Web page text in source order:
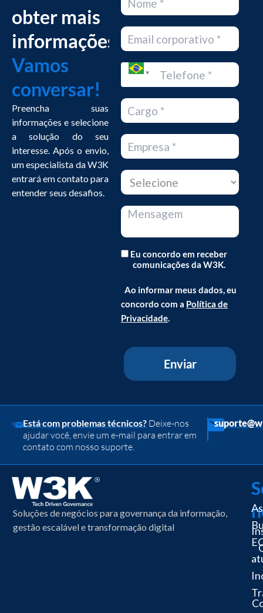
obter mais
informações?
Vamos
conversar!
Preencha suas
informações e selecione
a solução do seu
interesse. Após o envio,
um especialista da W3K
entrará em contato para
entender seus desafios.
Eu concordo em receber
comunicações da W3K.
Ao informar meus dados, eu
concordo com a Política de
Privacidade.
Enviar
Está com problemas técnicos? Deixe-nos
ajudar você, envie um e-mail para entrar em
contato com nosso suporte.
Soluções de negócios para governança da informação,
gestão escalável e transformação digital